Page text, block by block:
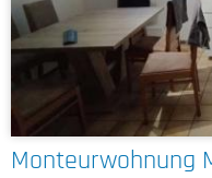
Monteurwohnung